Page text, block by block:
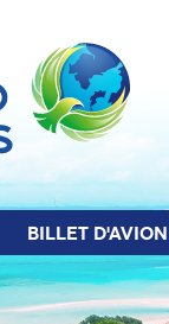
BILLET D'AVION